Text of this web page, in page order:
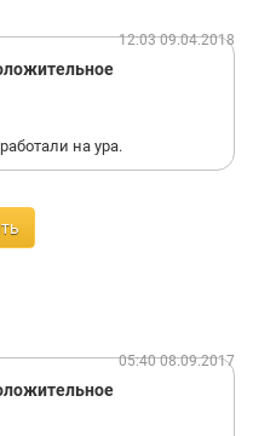
12:03 09.04.2018
на ура.
05:40 08.09.2017